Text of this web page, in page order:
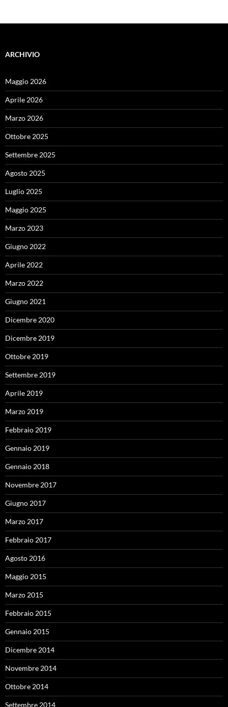
ARCHIVIO
Maggio 2026
Aprile 2026
Marzo 2026
Ottobre 2025
Settembre 2025
Agosto 2025
Luglio 2025
Maggio 2025
Marzo 2023
Giugno 2022
Aprile 2022
Marzo 2022
Giugno 2021
Dicembre 2020
Dicembre 2019
Ottobre 2019
Settembre 2019
Aprile 2019
Marzo 2019
Febbraio 2019
Gennaio 2019
Gennaio 2018
Novembre 2017
Giugno 2017
Marzo 2017
Febbraio 2017
Agosto 2016
Maggio 2015
Marzo 2015
Febbraio 2015
Gennaio 2015
Dicembre 2014
Novembre 2014
Ottobre 2014
Settembre 2014